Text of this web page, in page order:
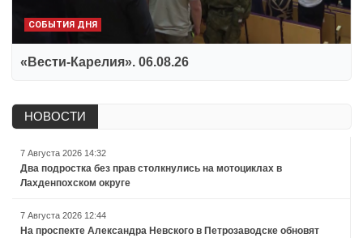
СОБЫТИЯ ДНЯ
«Вести-Карелия». 06.08.26
НОВОСТИ
7 Августа 2026 14:32
Два подростка без прав столкнулись на мотоциклах в
Лахденпохском округе
7 Августа 2026 12:44
На проспекте Александра Невского в Петрозаводске обновят